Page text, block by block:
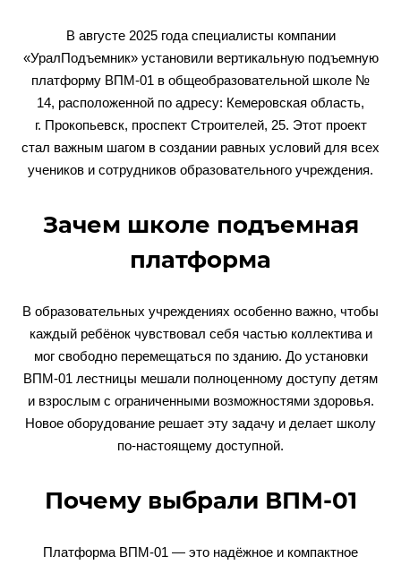
В августе 2025 года специалисты компании
«УралПодъемник» установили вертикальную подъемную
платформу ВПМ-01 в общеобразовательной школе №
14, расположенной по адресу: Кемеровская область,
г. Прокопьевск, проспект Строителей, 25. Этот проект
стал важным шагом в создании равных условий для всех
учеников и сотрудников образовательного учреждения.
Зачем школе подъемная
платформа
В образовательных учреждениях особенно важно, чтобы
каждый ребёнок чувствовал себя частью коллектива и
мог свободно перемещаться по зданию. До установки
ВПМ-01 лестницы мешали полноценному доступу детям
и взрослым с ограниченными возможностями здоровья.
Новое оборудование решает эту задачу и делает школу
по-настоящему доступной.
Почему выбрали ВПМ-01
Платформа ВПМ-01 — это надёжное и компактное